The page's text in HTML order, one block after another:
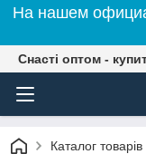
На нашем
Снасті оптом -
Каталог товарів